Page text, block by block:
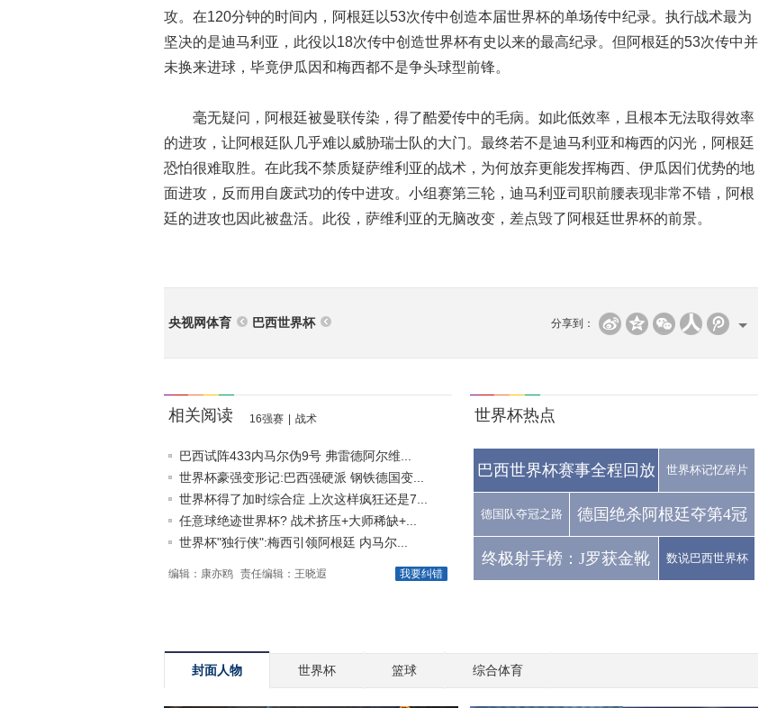
攻。在120分钟的时间内，阿根廷以53次传中创造本届世界杯的单场传中纪录。执行战术最为
坚决的是迪马利亚，此役以18次传中创造世界杯有史以来的最高纪录。但阿根廷的53次传中并
未换来进球，毕竟伊瓜因和梅西都不是争头球型前锋。
毫无疑问，阿根廷被曼联传染，得了酷爱传中的毛病。如此低效率，且根本无法取得效率
的进攻，让阿根廷队几乎难以威胁瑞士队的大门。最终若不是迪马利亚和梅西的闪光，阿根廷
恐怕很难取胜。在此我不禁质疑萨维利亚的战术，为何放弃更能发挥梅西、伊瓜因们优势的地
面进攻，反而用自废武功的传中进攻。小组赛第三轮，迪马利亚司职前腰表现非常不错，阿根
廷的进攻也因此被盘活。此役，萨维利亚的无脑改变，差点毁了阿根廷世界杯的前景。
央视网体育 巴西世界杯 分享到：
相关阅读 16强赛 战术
巴西试阵433内马尔伪9号 弗雷德阿尔维...
世界杯豪强变形记:巴西强硬派 钢铁德国变...
世界杯得了加时综合症 上次这样疯狂还是7...
任意球绝迹世界杯? 战术挤压+大师稀缺+...
世界杯"独行侠":梅西引领阿根廷 内马尔...
我要纠错
编辑：康亦鸥 责任编辑：王晓遐
世界杯热点
巴西世界杯赛事全程回放 世界杯记忆碎片
德国队夺冠之路 德国绝杀阿根廷夺第4冠
终极射手榜：J罗获金靴 数说巴西世界杯
封面人物 世界杯 篮球 综合体育